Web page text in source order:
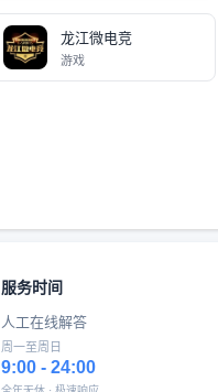
龙江微电竞
游戏
服务时间
人工在线解答
周一至周日
9:00 - 24:00